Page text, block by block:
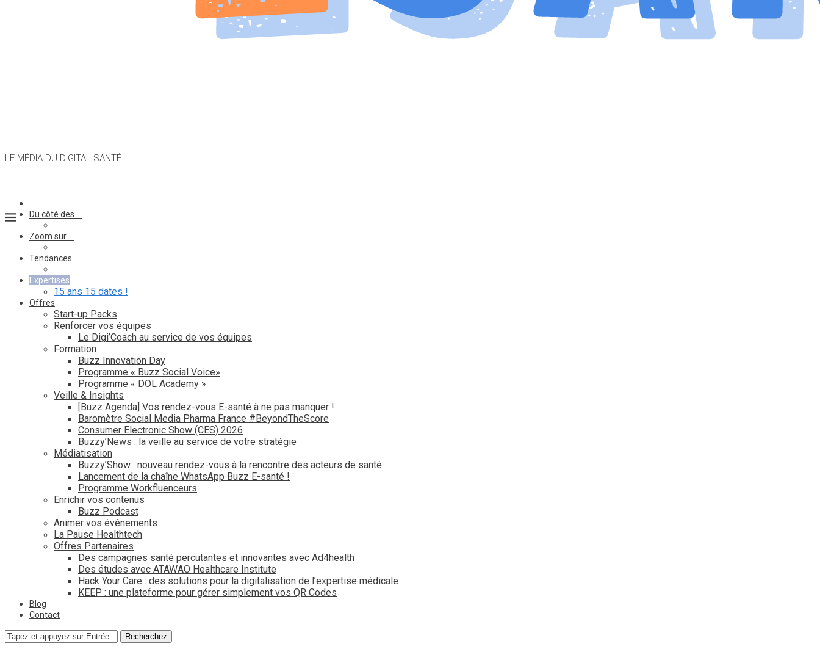
LE MÉDIA DU DIGITAL SANTÉ
Du côté des …
Zoom sur …
Tendances
Expertises
15 ans 15 dates !
Offres
Start-up Packs
Renforcer vos équipes
Le Digi’Coach au service de vos équipes
Formation
Buzz Innovation Day
Programme « Buzz Social Voice»
Programme « DOL Academy »
Veille & Insights
[Buzz Agenda] Vos rendez-vous E-santé à ne pas manquer !
Baromètre Social Media Pharma France #BeyondTheScore
Consumer Electronic Show (CES) 2026
Buzzy’News : la veille au service de votre stratégie
Médiatisation
Buzzy’Show : nouveau rendez-vous à la rencontre des acteurs de santé
Lancement de la chaîne WhatsApp Buzz E-santé !
Programme Workfluenceurs
Enrichir vos contenus
Buzz Podcast
Animer vos événements
La Pause Healthtech
Offres Partenaires
Des campagnes santé percutantes et innovantes avec Ad4health
Des études avec ATAWAO Healthcare Institute
Hack Your Care : des solutions pour la digitalisation de l’expertise médicale
KEEP : une plateforme pour gérer simplement vos QR Codes
Blog
Contact
Recherchez